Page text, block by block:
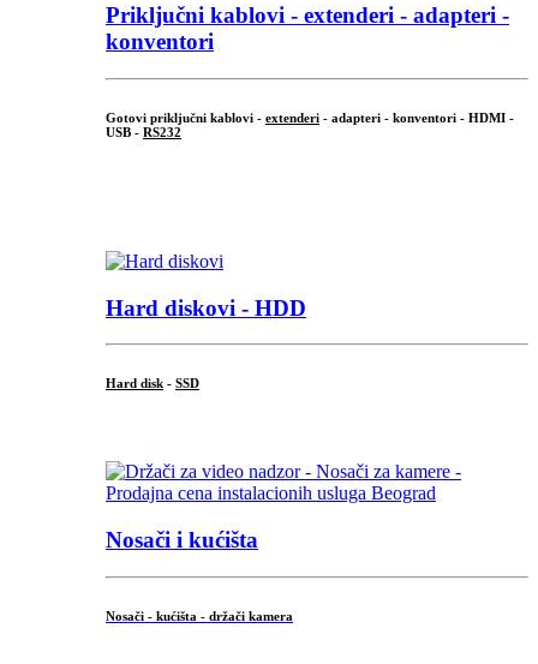
Priključni kablovi - extenderi - adapteri -
konventori
Gotovi priključni kablovi - extenderi - adapteri - konventori - HDMI -
USB - RS232
Hard diskovi - HDD
Hard disk - SSD
Nosači i kućišta
Nosači - kućišta - držači kamera